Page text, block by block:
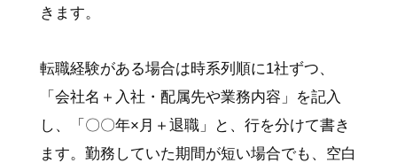
きます。
転職経験がある場合は時系列順に1社ずつ、
「会社名＋入社・配属先や業務内容」を記入
し、「〇〇年×月＋退職」と、行を分けて書き
ます。勤務していた期間が短い場合でも、空白